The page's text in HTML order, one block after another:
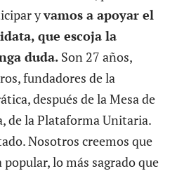
yvamos a apoyar el
que escoja la
duda. Son 27 años,
fundadores de la
después de la Mesa de
de la Plataforma Unitaria.
Nosotros creemos que
lo más sagrado que